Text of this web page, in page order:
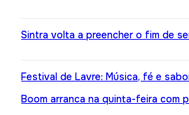
Sintra volta a preencher o fim de
Festival de Lavre: Música, fé e
Boom arranca na quinta-feira com